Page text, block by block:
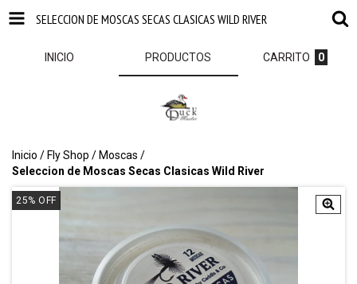
SELECCION DE MOSCAS SECAS CLASICAS WILD RIVER
INICIO PRODUCTOS CARRITO 0
Inicio / Fly Shop / Moscas /
Seleccion de Moscas Secas Clasicas Wild River
25% OFF